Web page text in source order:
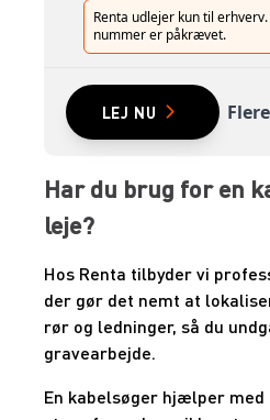
Renta udlejer kun til erhverv.
nummer er påkrævet.
LEJ NU
Har du brug for en
leje?
Hos Renta tilbyder vi
der gør det nemt at
rør og ledninger, så du
gravearbejde.
En kabelsøger hjælper